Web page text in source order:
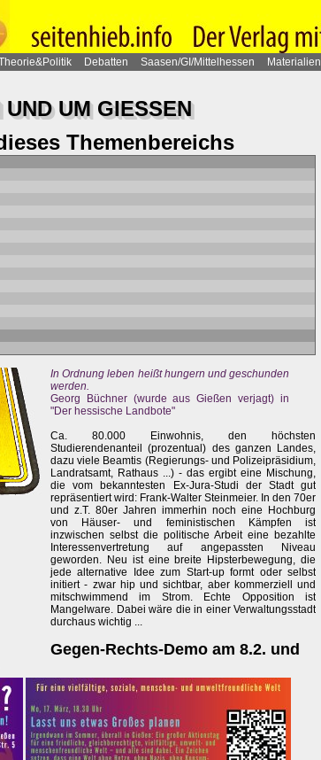
Debatten Saasen/GI/Mittelhessen Materialien
UM GIESSEN
Themenbereichs
In Ordnung leben heißt hungern und geschunden
werden.
Georg Büchner (wurde aus Gießen verjagt) in
"Der hessische Landbote"
Ca. 80.000 Einwohnis, den höchsten
Studierendenanteil (prozentual) des ganzen Landes,
dazu viele Beamtis (Regierungs- und Polizeipräsidium,
Landratsamt, Rathaus ...) - das ergibt eine Mischung,
die vom bekanntesten Ex-Jura-Studi der Stadt gut
repräsentiert wird: Frank-Walter Steinmeier. In den 70er
und z.T. 80er Jahren immerhin noch eine Hochburg
von Häuser- und feministischen Kämpfen ist
inzwischen selbst die politische Arbeit eine bezahlte
Interessenvertretung auf angepassten Niveau
geworden. Neu ist eine breite Hipsterbewegung, die
jede alternative Idee zum Start-up formt oder selbst
initiert - zwar hip und sichtbar, aber kommerziell und
mitschwimmend im Strom. Echte Opposition ist
Mangelware. Dabei wäre die in einer Verwaltungsstadt
durchaus wichtig ...
Gegen-Rechts-Demo am 8.2. und